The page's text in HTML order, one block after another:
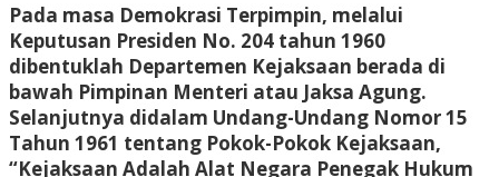
Pada masa Demokrasi Terpimpin, melalui
Keputusan Presiden No. 204 tahun 1960
dibentuklah Departemen Kejaksaan berada di
bawah Pimpinan Menteri atau Jaksa Agung.
Selanjutnya didalam Undang-Undang Nomor 15
Tahun 1961 tentang Pokok-Pokok Kejaksaan,
“Kejaksaan Adalah Alat Negara Penegak Hukum